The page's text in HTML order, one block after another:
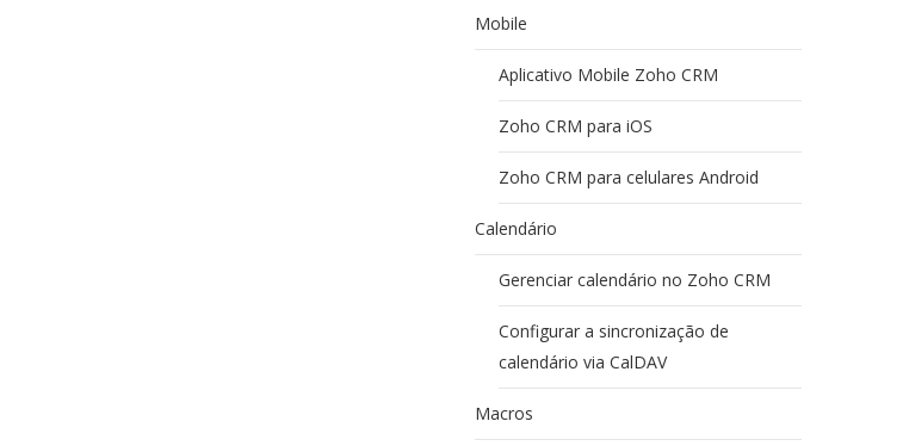
Mobile
Aplicativo Mobile Zoho CRM
Zoho CRM para iOS
Zoho CRM para celulares Android
Calendário
Gerenciar calendário no Zoho CRM
Configurar a sincronização de
calendário via CalDAV
Macros